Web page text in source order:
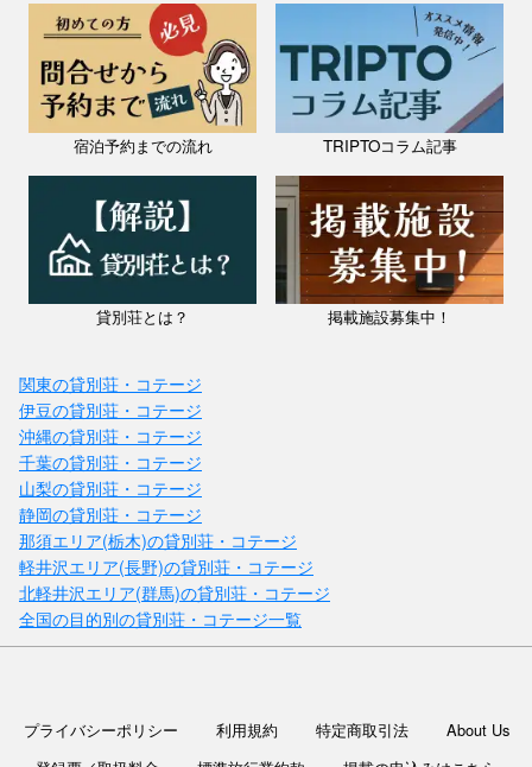
宿泊予約までの流れ TRIPTOコラム記事
貸別荘とは？ 掲載施設募集中！
関東の貸別荘・コテージ
伊豆の貸別荘・コテージ
沖縄の貸別荘・コテージ
千葉の貸別荘・コテージ
山梨の貸別荘・コテージ
静岡の貸別荘・コテージ
那須エリア(栃木)の貸別荘・コテージ
軽井沢エリア(長野)の貸別荘・コテージ
北軽井沢エリア(群馬)の貸別荘・コテージ
全国の目的別の貸別荘・コテージ一覧
プライバシーポリシー 利用規約 特定商取引法
About Us